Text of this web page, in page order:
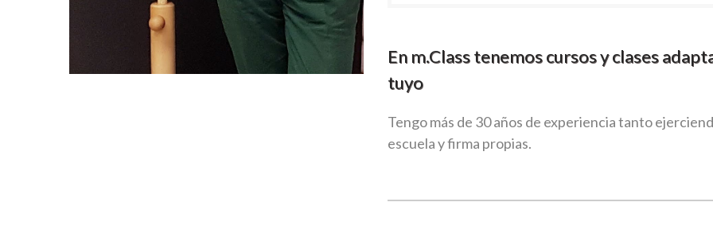
En m.Class tenemos cursos y clases
tuyo
Tengo más de 30 años de experiencia tanto
escuela y firma propias.